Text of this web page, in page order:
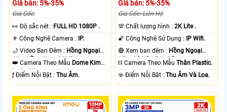
Giá bán: 5%-35%
Giá Gốc:
️👀 Độ sắc nét : FULL HD 1080P .
⚜️ Công Nghệ Camera : IP.
🌙 Video Ban Đêm : Hồng Ngoại
10m Hồng Ngoại SMD.
👑 Camera Theo Mẫu Dome Kim
loại + Nhựa.
️ƒ Điểm Nỗi Bật :Thu Âm.
Giá bán: 5%-35%
Giá Gốc: Liên Hệ
💯 Chất lượng hình :2K Lite .
🌠 Công Nghệ Sử Dụng : IP Wifi.
🔴 Xem ban đêm : Hồng Ngoại
15m Có Màu Ban Ðêm.
⛓ Camera Theo MẫuThân Plastic.
️☣️ Điểm Nỗi Bật :Thu Âm Và Loa.